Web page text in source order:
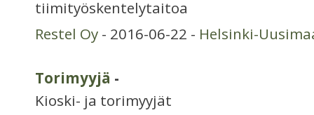
tiimityöskentelytaitoa
Restel Oy - 2016-06-22 - Helsinki-
Torimyyjä -
Kioski- ja torimyyjät